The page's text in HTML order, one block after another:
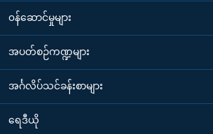
၀န်ဆောင်မှုများ
အပတ်စဉ်ကဏ္ဍများ
အင်္ဂလိပ်သင်ခန်းစာများ
ရေဒီယို